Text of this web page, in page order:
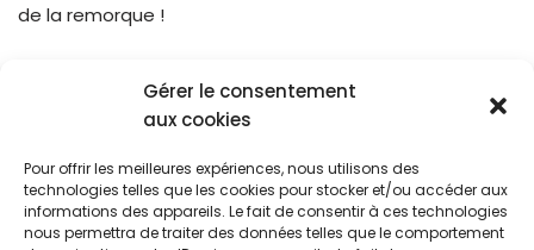
Gérer le consentement
aux cookies
Pour offrir les meilleures expériences, nous utilisons des
technologies telles que les cookies pour stocker et/ou accéder aux
informations des appareils. Le fait de consentir à ces technologies
nous permettra de traiter des données telles que le comportement
de la remorque !
Vous avez maintenant la possibilité de partir en balade
avec votre chien et en toute sécurité !
Blog Cookies
CGU
Politique De Confidentialité